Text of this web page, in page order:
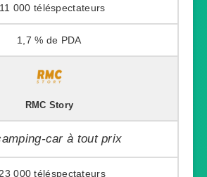
000
1,7 %
RMC Story
car à tout prix
000